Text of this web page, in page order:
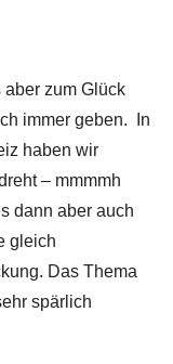
zum Glück
immer geben. In
haben wir
– mmmmh
dann aber auch
gleich
Das Thema
spärlich